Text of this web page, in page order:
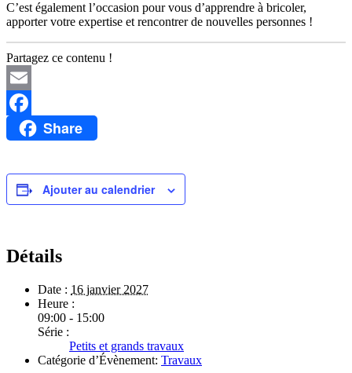
C’est également l’occasion pour vous d’apprendre à bricoler,
apporter votre expertise et rencontrer de nouvelles personnes !
Partagez ce contenu !
Email
FacebookShare
Ajouter au calendrier
Détails
Date : 16 janvier 2027
Heure :
09:00 - 15:00
Série :
Petits et grands travaux
Catégorie d’Évènement: Travaux